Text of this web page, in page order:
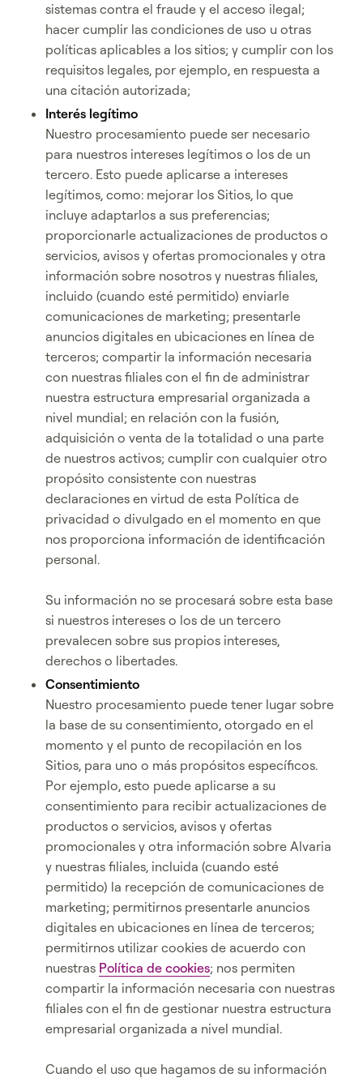
sistemas contra el fraude y el acceso ilegal;
hacer cumplir las condiciones de uso u otras
políticas aplicables a los sitios; y cumplir con los
requisitos legales, por ejemplo, en respuesta a
una citación autorizada;
Interés legítimo
Nuestro procesamiento puede ser necesario
para nuestros intereses legítimos o los de un
tercero. Esto puede aplicarse a intereses
legítimos, como: mejorar los Sitios, lo que
incluye adaptarlos a sus preferencias;
proporcionarle actualizaciones de productos o
servicios, avisos y ofertas promocionales y otra
información sobre nosotros y nuestras filiales,
incluido (cuando esté permitido) enviarle
comunicaciones de marketing; presentarle
anuncios digitales en ubicaciones en línea de
terceros; compartir la información necesaria
con nuestras filiales con el fin de administrar
nuestra estructura empresarial organizada a
nivel mundial; en relación con la fusión,
adquisición o venta de la totalidad o una parte
de nuestros activos; cumplir con cualquier otro
propósito consistente con nuestras
declaraciones en virtud de esta Política de
privacidad o divulgado en el momento en que
nos proporciona información de identificación
personal.
Su información no se procesará sobre esta base
si nuestros intereses o los de un tercero
prevalecen sobre sus propios intereses,
derechos o libertades.
Consentimiento
Nuestro procesamiento puede tener lugar sobre
la base de su consentimiento, otorgado en el
momento y el punto de recopilación en los
Sitios, para uno o más propósitos específicos.
Por ejemplo, esto puede aplicarse a su
consentimiento para recibir actualizaciones de
productos o servicios, avisos y ofertas
promocionales y otra información sobre Alvaria
y nuestras filiales, incluida (cuando esté
permitido) la recepción de comunicaciones de
marketing; permitirnos presentarle anuncios
digitales en ubicaciones en línea de terceros;
permitirnos utilizar cookies de acuerdo con
nuestras Política de cookies; nos permiten
compartir la información necesaria con nuestras
filiales con el fin de gestionar nuestra estructura
empresarial organizada a nivel mundial.
Cuando el uso que hagamos de su información